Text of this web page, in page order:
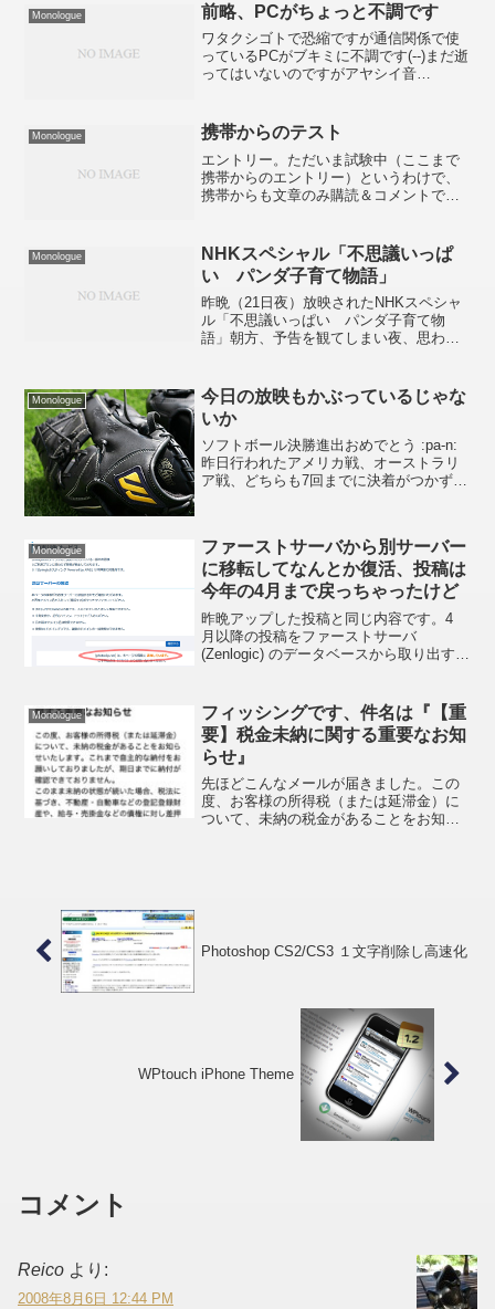
Monologue 前略、PCがちょっと不調です
ワタクシゴトで恐縮ですが通信関係で使
っているPCがブキミに不調です(--)まだ逝
ってはいないのですがアヤシイ音
中です。実は野望(＾＾;)に向かっていろ
いろ作業中だったの...
Monologue 携帯からのテスト
エントリー。ただいま試験中（ここまで
携帯からのエントリー）というわけで、
携帯からも文章のみ購読＆コメントでき
でエントリーがテキストだけではなんだ
かなぁと言う感じですが。...
Monologue
NHKスペシャル「不思議いっぱ
い パンダ子育て物語」
昨晩（21日夜）放映されたNHKスペシャ
ル「不思議いっぱい パンダ子育て物
語」朝方、予告を観てしまい夜、思わず
ね。「パンダ保育園」で子パンダがTVカ
メラに向かって一匹、...
Monologue
今日の放映もかぶっているじゃな
いか
ソフトボール決勝進出おめでとう :pa-n:
昨日行われたアメリカ戦、オーストラリ
ア戦、どちらも7回までに決着がつかずタ
ドキでありました。解説の宇津木元ソフ
トボール監督...
Monologue
ファーストサーバから別サーバー
に移転してなんとか復活、投稿は
今年の4月まで戻っちゃったけど
昨晩アップした投稿と同じ内容です。4
月以降の投稿をファーストサーバ
(Zenlogic) のデータベースから取り出すこ
ゴメンナサイ。--- 以下、昨晩の投稿 -...
Monologue
フィッシングです、件名は『【重
要】税金未納に関する重要なお知
らせ』
先ほどこんなメールが届きました。この
度、お客様の所得税（または延滞金）に
ついて、未納の税金があることをお知ら
Photoshop CS2/CS3 １文字削除し高速化
WPtouch iPhone Theme
コメント
Reico より:
2008年8月6日 12:44 PM